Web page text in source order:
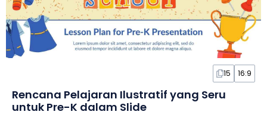
15 16:9
Rencana Pelajaran Ilustratif yang Seru
untuk Pre-K dalam Slide